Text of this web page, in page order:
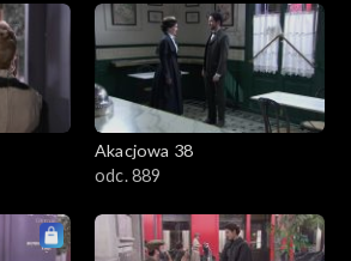
Akacjowa 38
odc. 889